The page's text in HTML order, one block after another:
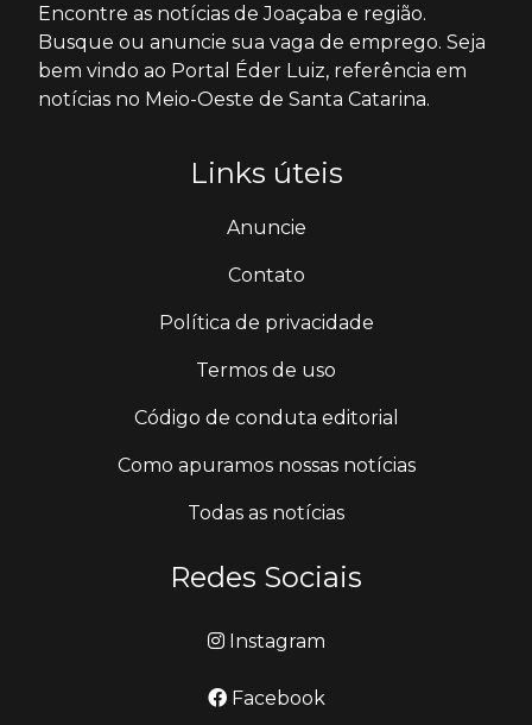
Encontre as notícias de Joaçaba e região.
Busque ou anuncie sua vaga de emprego. Seja
bem vindo ao Portal Éder Luiz, referência em
notícias no Meio-Oeste de Santa Catarina.
Links úteis
Anuncie
Contato
Política de privacidade
Termos de uso
Código de conduta editorial
Como apuramos nossas notícias
Todas as notícias
Redes Sociais
Instagram
Facebook